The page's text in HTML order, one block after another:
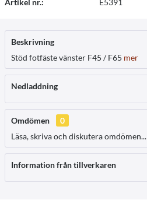
Beskrivning
Stöd fotfäste vänster F45 / F65 mer
Nedladdning
Omdömen
0
Läsa, skriva och diskutera omdömen...
Information från tillverkaren